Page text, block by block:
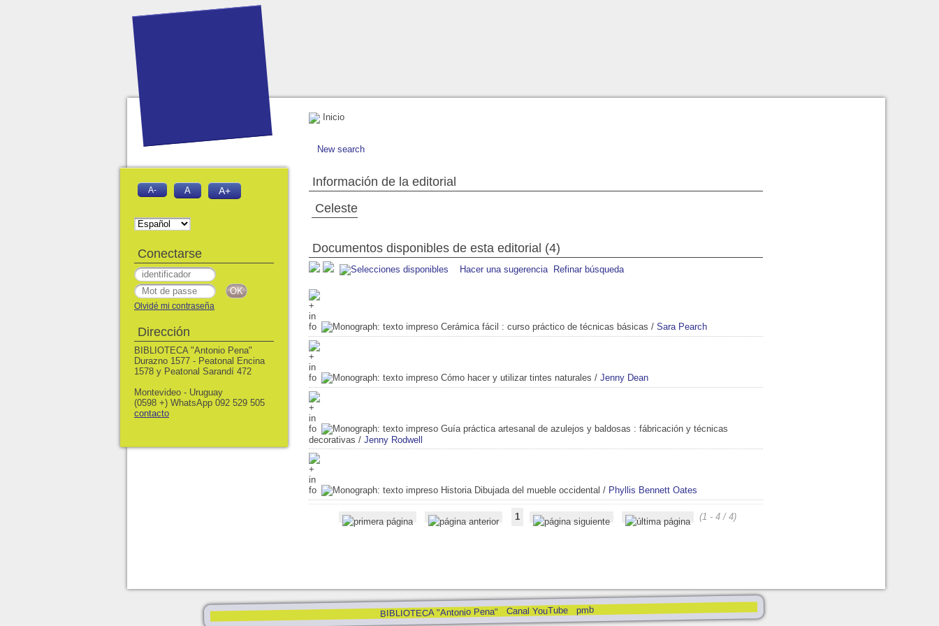
Inicio
New search
Información de la editorial
Celeste
Documentos disponibles de esta editorial (4)
Hacer una sugerencia Refinar búsqueda
Cerámica fácil : curso práctico de técnicas básicas / Sara Pearch
Cómo hacer y utilizar tintes naturales / Jenny Dean
Guía práctica artesanal de azulejos y baldosas : fábricación y técnicas
decorativas / Jenny Rodwell
Historia Dibujada del mueble occidental / Phyllis Bennett Oates
1 (1 - 4 / 4)
BIBLIOTECA "Antonio Pena" Canal YouTube pmb
A- A A+
Conectarse
Olvidé mi contraseña
Dirección
BIBLIOTECA "Antonio Pena"
Durazno 1577 - Peatonal Encina
1578 y Peatonal Sarandí 472
Montevideo - Uruguay
(0598 +) WhatsApp 092 529 505
contacto